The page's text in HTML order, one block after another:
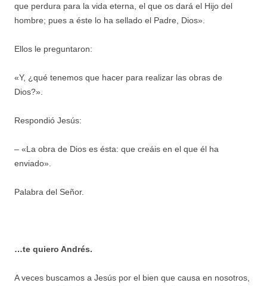
que perdura para la vida eterna, el que os dará el Hijo del
hombre; pues a éste lo ha sellado el Padre, Dios».
Ellos le preguntaron:
«Y, ¿qué tenemos que hacer para realizar las obras de
Dios?».
Respondió Jesús:
– «La obra de Dios es ésta: que creáis en el que él ha
enviado».
Palabra del Señor.
…te quiero Andrés.
A veces buscamos a Jesús por el bien que causa en nosotros,